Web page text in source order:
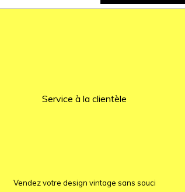
Service à la clientèle
Vendez votre design vintage sans souci